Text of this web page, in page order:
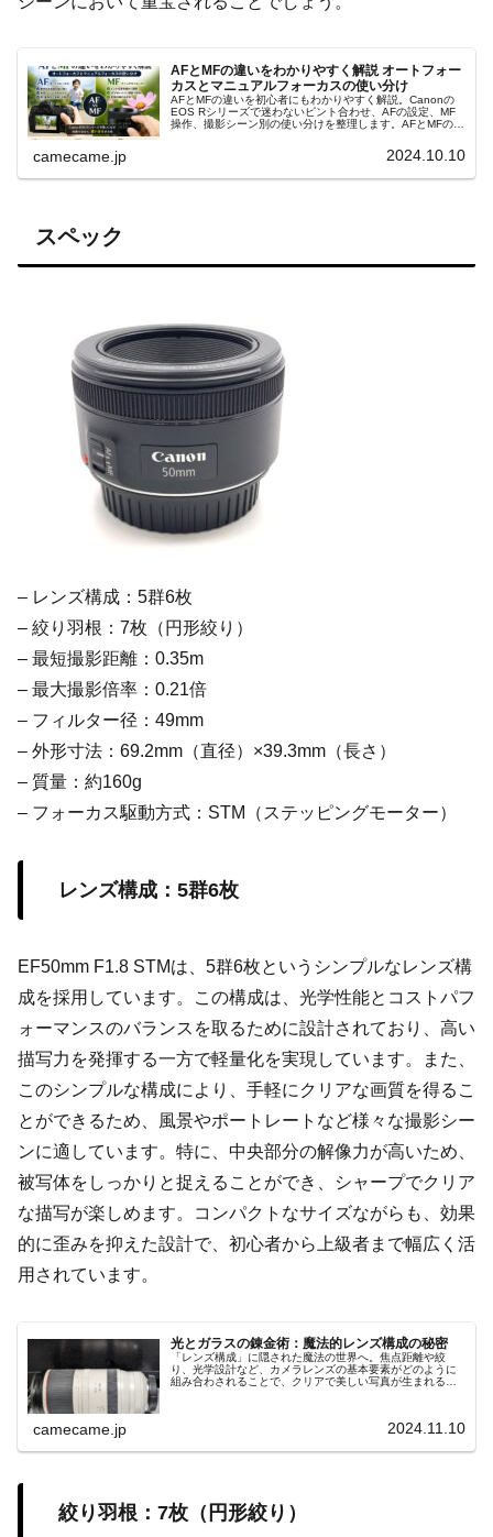
AFとMFの違いをわかりやすく解説 オートフォー
カスとマニュアルフォーカスの使い分け
AFとMFの違いを初心者にもわかりやすく解説。Canonの
EOS Rシリーズで迷わないピント合わせ、AFの設定、MF
操作、撮影シーン別の使い分けを整理します。AFとMFの判
camecame.jp 2024.10.10
スペック
– レンズ構成：5群6枚
– 絞り羽根：7枚（円形絞り）
– 最短撮影距離：0.35m
– 最大撮影倍率：0.21倍
– フィルター径：49mm
– 外形寸法：69.2mm（直径）×39.3mm（長さ）
– 質量：約160g
– フォーカス駆動方式：STM（ステッピングモーター）
レンズ構成：5群6枚
EF50mm F1.8 STMは、5群6枚というシンプルなレンズ構
成を採用しています。この構成は、光学性能とコストパフ
ォーマンスのバランスを取るために設計されており、高い
描写力を発揮する一方で軽量化を実現しています。また、
このシンプルな構成により、手軽にクリアな画質を得るこ
とができるため、風景やポートレートなど様々な撮影シー
ンに適しています。特に、中央部分の解像力が高いため、
被写体をしっかりと捉えることができ、シャープでクリア
な描写が楽しめます。コンパクトなサイズながらも、効果
的に歪みを抑えた設計で、初心者から上級者まで幅広く活
用されています。
光とガラスの錬金術：魔法的レンズ構成の秘密
「レンズ構成」に隠された魔法の世界へ。焦点距離や絞
り、光学設計など、カメラレンズの基本要素がどのように
組み合わされることで、クリアで美しい写真が生まれるの
camecame.jp 2024.11.10
絞り羽根：7枚（円形絞り）